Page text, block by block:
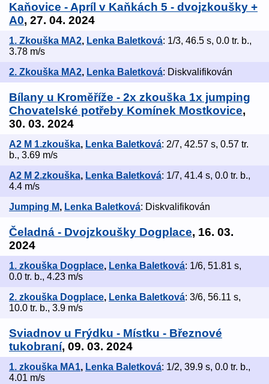
Kaňovice - Apríl v Kaňkách 5 - dvojzkoušky +
A0, 27. 04. 2024
1. Zkouška MA2, Lenka Baletková: 1/3, 46.5 s, 0.0 tr. b.,
3.78 m/s
2. Zkouška MA2, Lenka Baletková: Diskvalifikován
Bílany u Kroměříže - 2x zkouška 1x jumping
Chovatelské potřeby Komínek Mostkovice,
30. 03. 2024
A2 M 1.zkouška, Lenka Baletková: 2/7, 42.57 s, 0.57 tr.
b., 3.69 m/s
A2 M 2.zkouška, Lenka Baletková: 1/7, 41.4 s, 0.0 tr. b.,
4.4 m/s
Jumping M, Lenka Baletková: Diskvalifikován
Čeladná - Dvojzkoušky Dogplace, 16. 03.
2024
1. zkouška Dogplace, Lenka Baletková: 1/6, 51.81 s,
0.0 tr. b., 4.23 m/s
2. zkouška Dogplace, Lenka Baletková: 3/6, 56.11 s,
10.0 tr. b., 3.9 m/s
Sviadnov u Frýdku - Místku - Březnové
tukobraní, 09. 03. 2024
1. zkouška MA1, Lenka Baletková: 1/2, 39.9 s, 0.0 tr. b.,
4.01 m/s